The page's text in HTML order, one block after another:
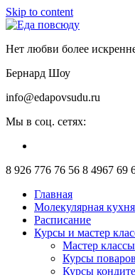
Skip to content
Нет любви более
Бернард Шоу
info@edapovsudu.ru
Мы в соц. сетях:
8 926 776 76 56 8 4967 69
Главная
Молекулярная кухня
Расписание
Курсы и мастер
Мастер классы
Курсы поваров
Курсы